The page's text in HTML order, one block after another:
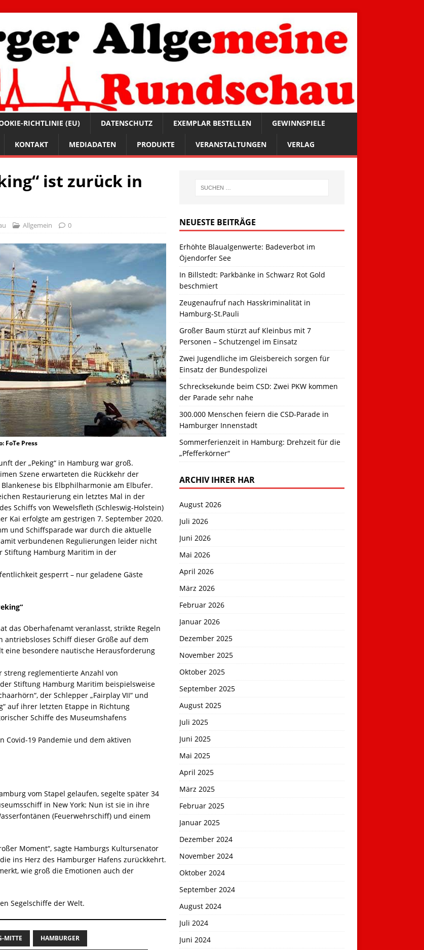
RICHTLINIE (EU) DATENSCHUTZ EXEMPLAR BESTELLEN GEWINNSPIELE
KONTAKT MEDIADATEN PRODUKTE VERANSTALTUNGEN VERLAG
ist zurück in
Allgemein 0
FoTe Press
der „Peking“ in Hamburg war groß.
Szene erwarteten die Rückkehr der
bis Elbphilharmonie am Elbufer.
Restaurierung ein letztes Mal in der
Schiffs von Wewelsfleth (Schleswig-Holstein)
Kai erfolgte am gestrigen 7. September 2020.
und Schiffsparade war durch die aktuelle
verbundenen Regulierungen leider nicht
Stiftung Hamburg Maritim in der
gesperrt – nur geladene Gäste
das Oberhafenamt veranlasst, strikte Regeln
antriebsloses Schiff dieser Größe auf dem
eine besondere nautische Herausforderung
reglementierte Anzahl von
Stiftung Hamburg Maritim beispielsweise
der Schlepper „Fairplay VII“ und
auf ihrer letzten Etappe in Richtung
Schiffe des Museumshafens
19 Pandemie und dem aktiven
vom Stapel gelaufen, segelte später 34
in New York: Nun ist sie in ihre
(Feuerwehrschiff) und einem
Moment“, sagte Hamburgs Kultursenator
ins Herz des Hamburger Hafens zurückkehrt.
wie groß die Emotionen auch der
Segelschiffe der Welt.
MITTE HAMBURGER
NEUESTE BEITRÄGE
Erhöhte Blaualgenwerte: Badeverbot im
Öjendorfer See
In Billstedt: Parkbänke in Schwarz Rot Gold
beschmiert
Zeugenaufruf nach Hasskriminalität in
Hamburg-St.Pauli
Großer Baum stürzt auf Kleinbus mit 7
Personen – Schutzengel im Einsatz
Zwei Jugendliche im Gleisbereich sorgen für
Einsatz der Bundespolizei
Schrecksekunde beim CSD: Zwei PKW kommen
der Parade sehr nahe
300.000 Menschen feiern die CSD-Parade in
Hamburger Innenstadt
Sommerferienzeit in Hamburg: Drehzeit für die
„Pfefferkörner“
ARCHIV IHRER HAR
August 2026
Juli 2026
Juni 2026
Mai 2026
April 2026
März 2026
Februar 2026
Januar 2026
Dezember 2025
November 2025
Oktober 2025
September 2025
August 2025
Juli 2025
Juni 2025
Mai 2025
April 2025
März 2025
Februar 2025
Januar 2025
Dezember 2024
November 2024
Oktober 2024
September 2024
August 2024
Juli 2024
Juni 2024